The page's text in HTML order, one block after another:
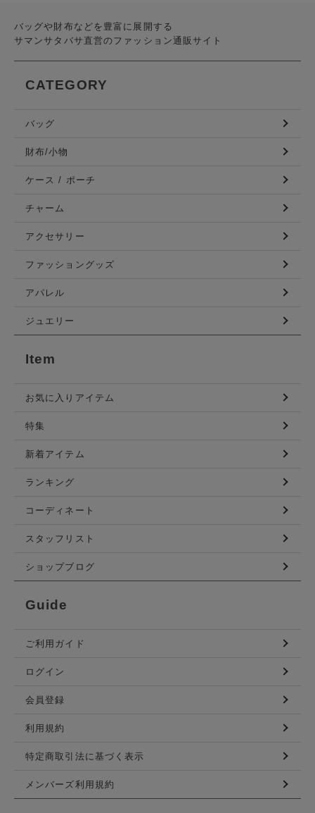
バッグや財布などを豊富に展開する
サマンサタバサ直営のファッション通販サイト
CATEGORY
バッグ
財布/小物
ケース / ポーチ
チャーム
アクセサリー
ファッショングッズ
アパレル
ジュエリー
Item
お気に入りアイテム
特集
新着アイテム
ランキング
コーディネート
スタッフリスト
ショップブログ
Guide
ご利用ガイド
ログイン
会員登録
利用規約
特定商取引法に基づく表示
メンバーズ利用規約